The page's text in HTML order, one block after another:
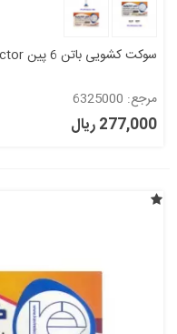
سوکت کشویی باتن 6 پین FPC 6PIN 1mm bottomConnector
مرجع: 6325000
277,000 ریال